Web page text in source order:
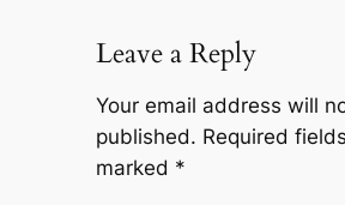
Leave a Reply
Your email address will
published. Required
marked *